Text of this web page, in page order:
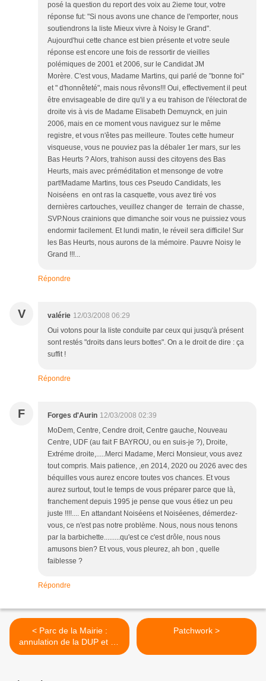
posé la question du report des voix au 2ieme tour, votre
réponse fut: "Si nous avons une chance de l'emporter, nous
soutiendrons la liste Mieux vivre à Noisy le Grand".
Aujourd'hui cette chance est bien présente et votre seule
réponse est encore une fois de ressortir de vieilles
polémiques de 2001 et 2006, sur le Candidat JM
Morère. C'est vous, Madame Martins, qui parlé de "bonne foi"
et " d'honnêteté", mais nous rêvons!!! Oui, effectivement il peut
être envisageable de dire qu'il y a eu trahison de l'électorat de
droite vis à vis de Madame Elisabeth Demuynck, en juin
2006, mais en ce moment vous naviguez sur le même
registre, et vous n'êtes pas meilleure. Toutes cette humeur
visqueuse, vous ne pouviez pas la débaler 1er mars, sur les
Bas Heurts ? Alors, trahison aussi des citoyens des Bas
Heurts, mais avec préméditation et mensonge de votre
part!Madame Martins, tous ces Pseudo Candidats, les
Noiséens en ont ras la casquette, vous avez tiré vos
dernières cartouches, veuillez changer de terrain de chasse,
SVP.Nous crainions que dimanche soir vous ne puissiez vous
endormir facilement. Et lundi matin, le réveil sera difficile! Sur
les Bas Heurts, nous aurons de la mémoire. Pauvre Noisy le
Grand !!!...
Répondre
V valérie 12/03/2008 06:29
Oui votons pour la liste conduite par ceux qui jusqu'à présent
sont restés "droits dans leurs bottes". On a le droit de dire : ça
suffit !
Répondre
F Forges d'Aurin 12/03/2008 02:39
MoDem, Centre, Cendre droit, Centre gauche, Nouveau
Centre, UDF (au fait F BAYROU, ou en suis-je ?), Droite,
Extréme droite,.....Merci Madame, Merci Monsieur, vous avez
tout compris. Mais patience, ,en 2014, 2020 ou 2026 avec des
béquilles vous aurez encore toutes vos chances. Et vous
aurez surtout, tout le temps de vous préparer parce que là,
franchement depuis 1995 je pense que vous étiez un peu
juste !!!!.... En attandant Noiséens et Noiséenes, démerdez-
vous, ce n'est pas notre problème. Nous, nous nous tenons
par la barbichette.........qu'est ce c'est drôle, nous nous
amusons bien? Et vous, vous pleurez, ah bon , quelle
faiblesse ?
Répondre
< Parc de la Mairie :
annulation de la DUP et de
l’Arrêté de Cessibilité par la
Patchwork >